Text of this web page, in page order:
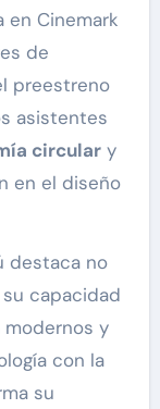
en Cinemark
de
preestreno
asistentes
circulary
en el diseño
destaca no
capacidad
y
con la
su